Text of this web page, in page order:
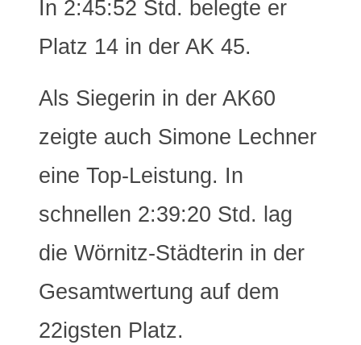
In 2:45:52 Std. belegte er
Platz 14 in der AK 45.
Als Siegerin in der AK60
zeigte auch Simone Lechner
eine Top-Leistung. In
schnellen 2:39:20 Std. lag
die Wörnitz-Städterin in der
Gesamtwertung auf dem
22igsten Platz.